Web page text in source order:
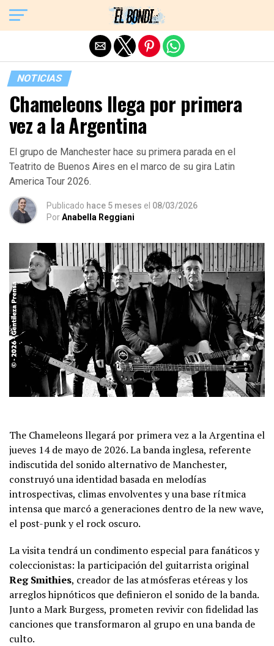
NOTICIAS
Chameleons llega por primera
vez a la Argentina
El grupo de Manchester hace su primera parada en el
Teatrito de Buenos Aires en el marco de su gira Latin
America Tour 2026.
Publicado hace 5 meses el 08/03/2026
PorAnabella Reggiani
The Chameleons llegará por primera vez a la Argentina el
jueves 14 de mayo de 2026. La banda inglesa, referente
indiscutida del sonido alternativo de Manchester,
construyó una identidad basada en melodías
introspectivas, climas envolventes y una base rítmica
intensa que marcó a generaciones dentro de la new wave,
el post-punk y el rock oscuro.
La visita tendrá un condimento especial para fanáticos y
coleccionistas: la participación del guitarrista original
Reg Smithies, creador de las atmósferas etéreas y los
arreglos hipnóticos que definieron el sonido de la banda.
Junto a Mark Burgess, prometen revivir con fidelidad las
canciones que transformaron al grupo en una banda de
culto.
Exit mobile version